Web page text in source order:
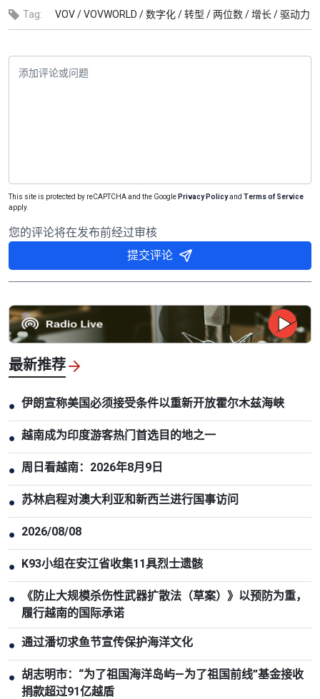
Tag: VOV /VOVWORLD /数字化 /转型 /两位数 /增长 /驱动力
This site is protected by reCAPTCHA and the Google Privacy Policyand Terms of Service
apply.
您的评论将在发布前经过审核
提交评论
最新推荐
● 伊朗宣称美国必须接受条件以重新开放霍尔木兹海峡
● 越南成为印度游客热门首选目的地之一
● 周日看越南：2026年8月9日
● 苏林启程对澳大利亚和新西兰进行国事访问
● 2026/08/08
● K93小组在安江省收集11具烈士遗骸
●
《防止大规模杀伤性武器扩散法（草案）》以预防为重，
履行越南的国际承诺
● 通过潘切求鱼节宣传保护海洋文化
● 胡志明市：“为了祖国海洋岛屿—为了祖国前线”基金接收
捐款超过91亿越盾